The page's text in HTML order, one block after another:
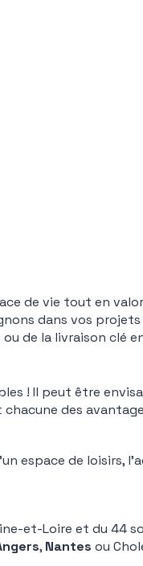
de vie tout en
dans vos projets
de la livraison clé
! Il peut être
chacune des
espace de loisirs,
et-Loire et du 44
, Nantes ou